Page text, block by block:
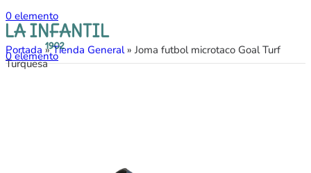
0 elemento
0elemento
Portada »Tienda General» Joma futbol microtaco Goal Turf
Turquesa